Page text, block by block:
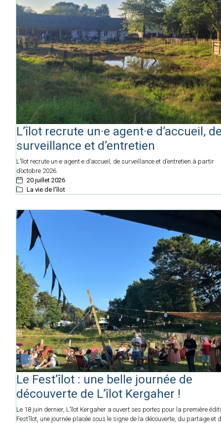
L’îlot recrute un·e agent·e d’accueil,
surveillance et d’entretien
L’îlot recrute un·e agent·e d’accueil, de surveillance et d’entretien à partir
d’octobre 2026.
20 juillet 2026
La vie de l'îlot
Le Fest’îlot : une belle journée de
découverte de L’îlot Kergaher !
Le 18 juin dernier, L’îlot Kergaher a ouvert ses portes pour la première
Fest’îlot, une journée placée sous le signe de la découverte, du partage et